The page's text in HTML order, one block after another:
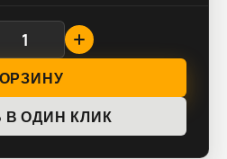
В ОДИН КЛИК